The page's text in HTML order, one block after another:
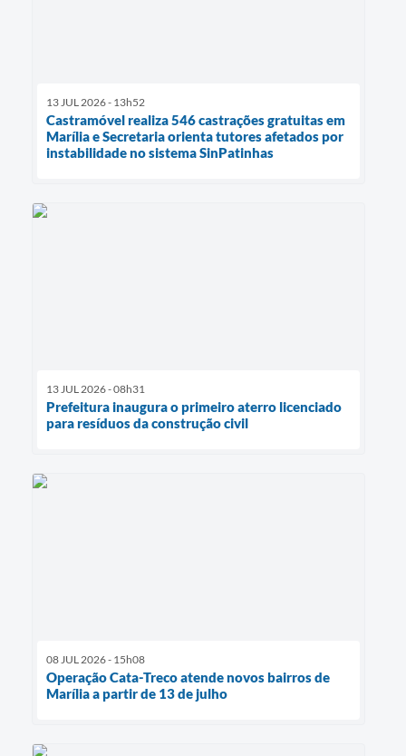
13 JUL 2026 - 13h52
Castramóvel realiza 546 castrações gratuitas em
Marília e Secretaria orienta tutores afetados por
instabilidade no sistema SinPatinhas
13 JUL 2026 - 08h31
Prefeitura inaugura o primeiro aterro licenciado
para resíduos da construção civil
08 JUL 2026 - 15h08
Operação Cata-Treco atende novos bairros de
Marília a partir de 13 de julho